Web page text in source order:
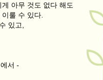
아무 것도 없다 해도
룰 수 있다.
있고,
서 -